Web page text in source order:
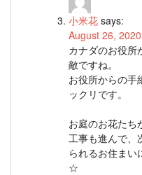
小米花 says:
August 26,
カナダのお役所
敵ですね。
お役所からの手
ックリです。
お庭のお花たち
工事も進んで、
られるお住まい
☆